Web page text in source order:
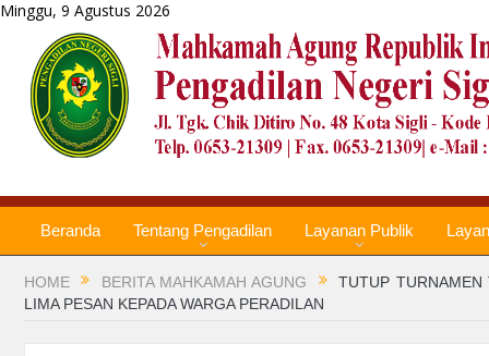
Minggu, 9 Agustus 2026
Beranda Tentang Pengadilan Layanan Publik
HOME BERITA MAHKAMAH AGUNG
TUTUP TURNAMEN
LIMA PESAN KEPADA WARGA PERADILAN